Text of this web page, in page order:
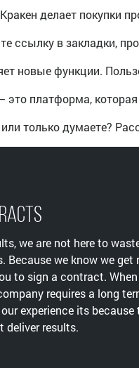
делает покупки
ссылку в закладки,
новые функции.
это платформа,
только думаете?
we are not here to
Because we know we get
to sign a contract.
requires a long
experience its because
deliver results.